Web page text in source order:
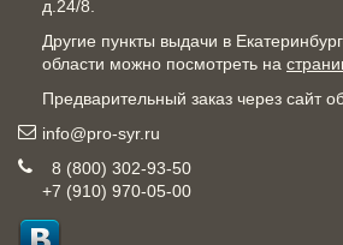
д.24/8.
Другие пункты выдачи в
области можно посмотреть на
Предварительный заказ через сайт
info@pro-syr.ru
8 (800) 302-93-50
+7 (910) 970-05-00